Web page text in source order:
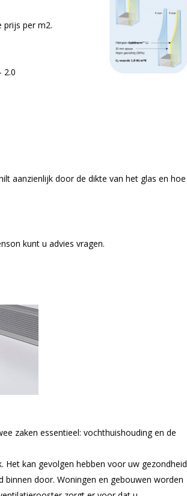
prijs per m2.
2.0
aanzienlijk door de dikte van het glas en hoe
kunt u advies vragen.
zaken essentieel: vochthuishouding en de
kan gevolgen hebben voor uw gezondheid
door. Woningen en gebouwen worden